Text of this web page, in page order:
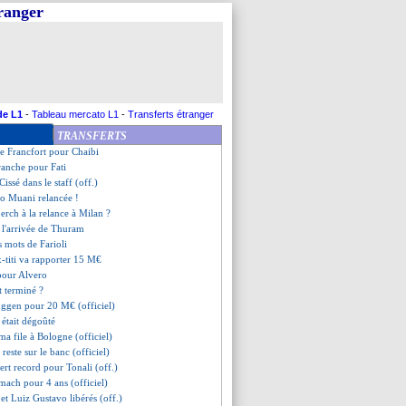
L1 - Tableau mercato L1 - Transferts étranger
TRANSFERTS
!
l'Atletico (officiel)
bosnien arrive
Francfort pour Chaibi
pour Fati
dans le staff (off.)
Muani relancée !
à la relance à Milan ?
de Thuram
mots de Farioli
titi va rapporter 15 M€
Alvero
terminé ?
pour 20 M€ (officiel)
dégoûté
file à Bologne (officiel)
reste sur le banc (officiel)
record pour Tonali (off.)
pour 4 ans (officiel)
Luiz Gustavo libérés (off.)